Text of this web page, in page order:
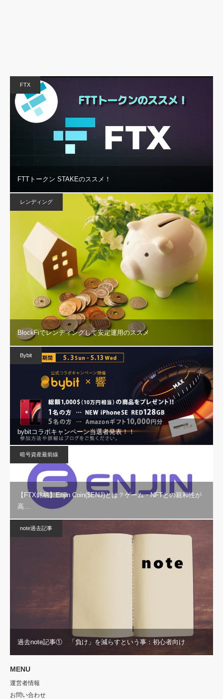
FTX
FTTトークン STAKEのススメ！
レンディング
BlockFiでレンディングして安定運用のススメ
Bybit
bybitコラボキャンペーン当選者発表！！
暗号資産最前線
【FTX銘柄】Enjin Coin($ENJ)とは？ゲーム・NFTとの親和性が
高…
note過去記事
過去note記事① 「負け」を減らすという事：初心者向け
MENU
運営者情報
お問い合わせ